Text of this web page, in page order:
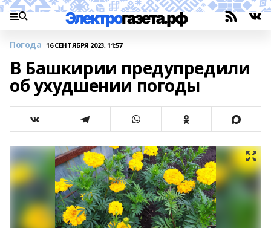
Погода 16 СЕНТЯБРЯ 2023, 11:57
В Башкирии предупредили
об ухудшении погоды